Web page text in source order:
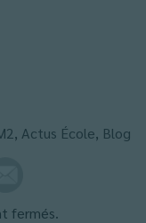
, Actus École, Blog
fermés.